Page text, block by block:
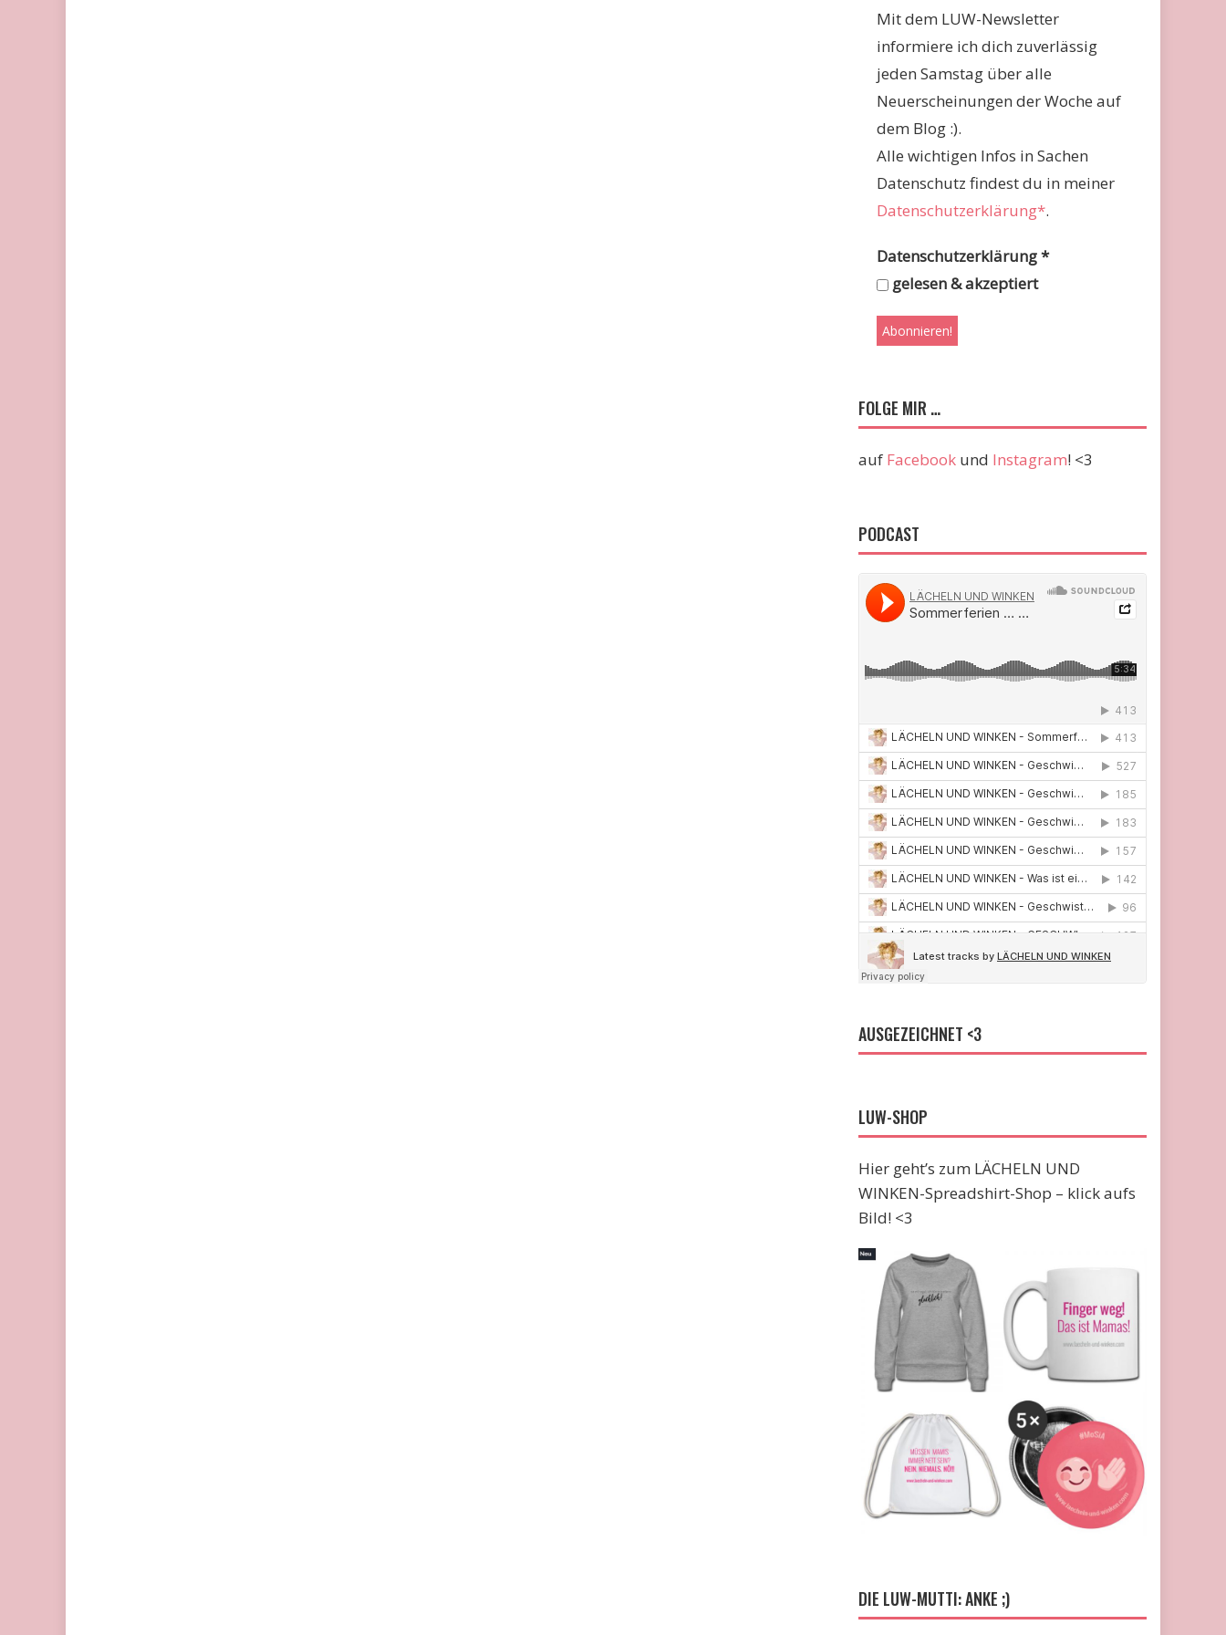
Mit dem LUW-Newsletter
informiere ich dich zuverlässig
jeden Samstag über alle
Neuerscheinungen der Woche auf
dem Blog :).
Alle wichtigen Infos in Sachen
Datenschutz findest du in meiner
Datenschutzerklärung*.
Datenschutzerklärung*
gelesen & akzeptiert
FOLGE MIR …
auf Facebook und Instagram! <3
PODCAST
AUSGEZEICHNET <3
LUW-SHOP
Hier geht’s zum LÄCHELN UND
WINKEN-Spreadshirt-Shop – klick aufs
Bild! <3
DIE LUW-MUTTI: ANKE ;)